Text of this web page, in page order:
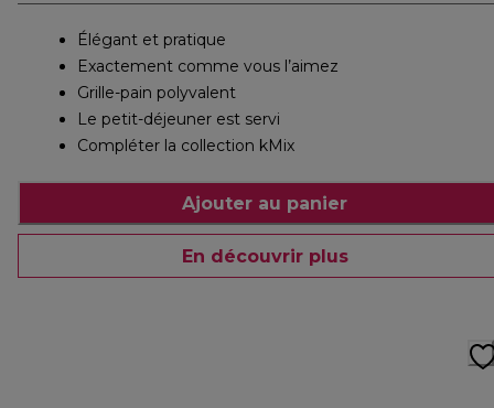
Élégant et pratique
Exactement comme vous l’aimez
Grille-pain polyvalent
Le petit-déjeuner est servi
Compléter la collection kMix
Ajouter au panier
En découvrir plus